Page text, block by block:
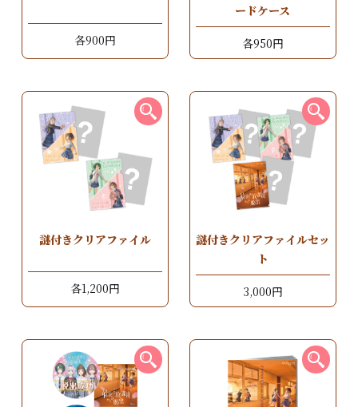
各900円
ードケース
各950円
謎付きクリアファイル
各1,200円
謎付きクリアファイルセッ
ト
3,000円